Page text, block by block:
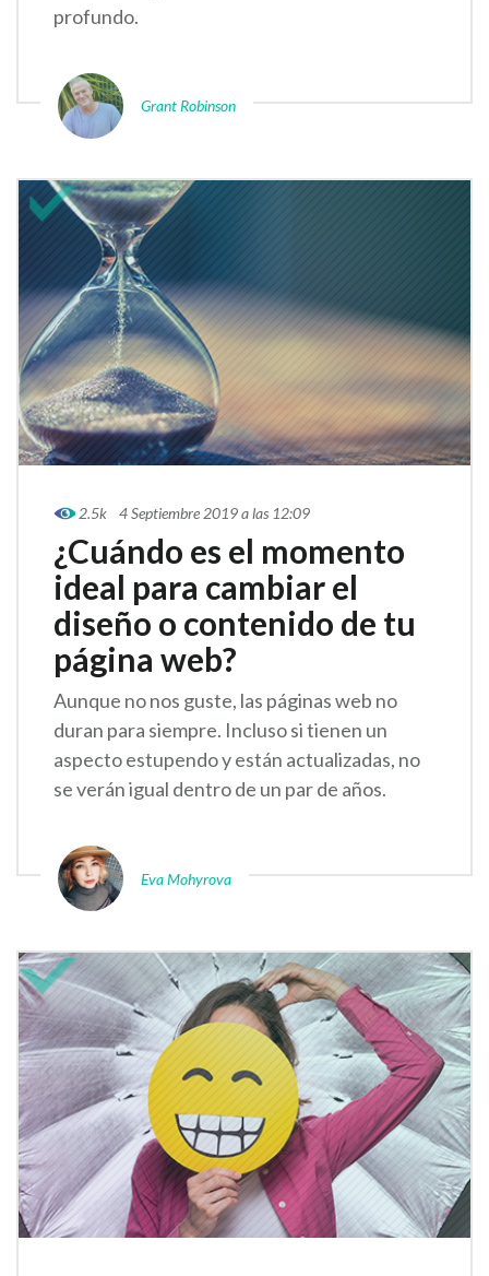
profundo.
Grant Robinson
2.5k 4 Septiembre 2019 a las 12:09
¿Cuándo es el momento
ideal para cambiar el
diseño o contenido de tu
página web?
Aunque no nos guste, las páginas web no
duran para siempre. Incluso si tienen un
aspecto estupendo y están actualizadas, no
se verán igual dentro de un par de años.
Eva Mohyrova